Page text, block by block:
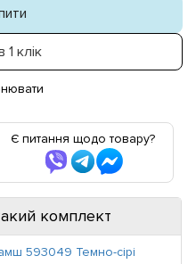
1 клік
Є питання щодо товару?
комплект
593049 Темно-сірі